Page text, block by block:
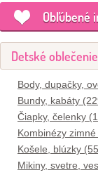
Obľúbené
Detské oblečenie
Body, dupačky,
Bundy, kabáty
Čiapky, čelenky
Kombinézy zimné
Košele, blúzky
Mikiny, svetre,